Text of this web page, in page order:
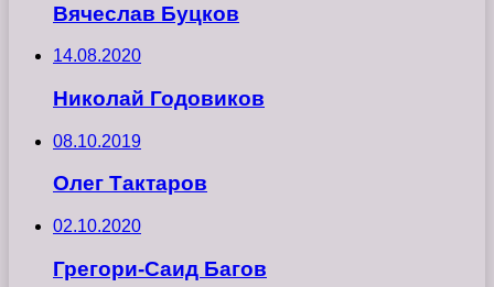
Вячеслав Буцков
14.08.2020
Николай Годовиков
08.10.2019
Олег Тактаров
02.10.2020
Грегори-Саид Багов